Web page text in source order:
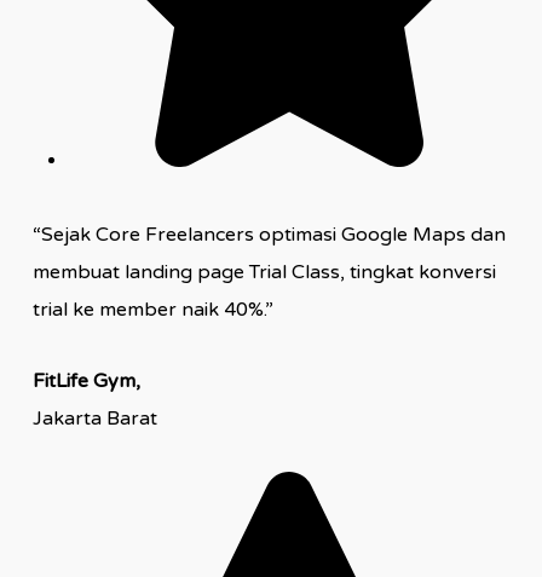
“Sejak Core Freelancers optimasi Google Maps dan
membuat landing page Trial Class, tingkat konversi
trial ke member naik 40%.”
FitLife Gym,
Jakarta Barat